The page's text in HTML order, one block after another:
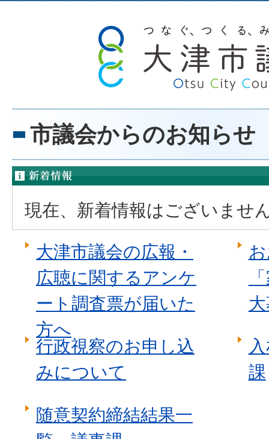
市議会からのお知らせ
新着情報
現在、新着情報はございませ
大津市議会の広報・
広聴に関するアンケ
ート調査票が届いた
方へ
行政視察のお申し込
みについて
課
随意契約締結結果一